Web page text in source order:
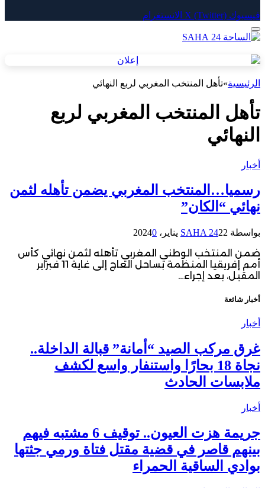
فيسبوك X (Twitter) الانستغرام
الرئيسية»تأهل المنتخب المغربي لربع النهائي
تأهل المنتخب المغربي لربع
النهائي
أخبار
رسميا…المنتخب المغربي يضمن تأهله لثمن
نهائي “الكان”
بواسطة SAHA 2422 يناير، 2024 0
ضمن المنتخب الوطني المغربي تأهله لثمن نهائي كأس
أمم إفريقيا المنظمة بساحل العاج إلى غاية 11 فبراير
المقبل، بعد إجراء…
أخبار شائعة
أخبار
غرق مركب الصيد “أمانة” قبالة الداخلة..
نجاة 18 بحارًا واستنفار واسع لكشف
ملابسات الحادث
أخبار
جريمة هزت العيون.. توقيف 6 مشتبه فيهم
بينهم قاصر في قضية مقتل فتاة ورمي جثتها
بوادي الساقية الحمراء